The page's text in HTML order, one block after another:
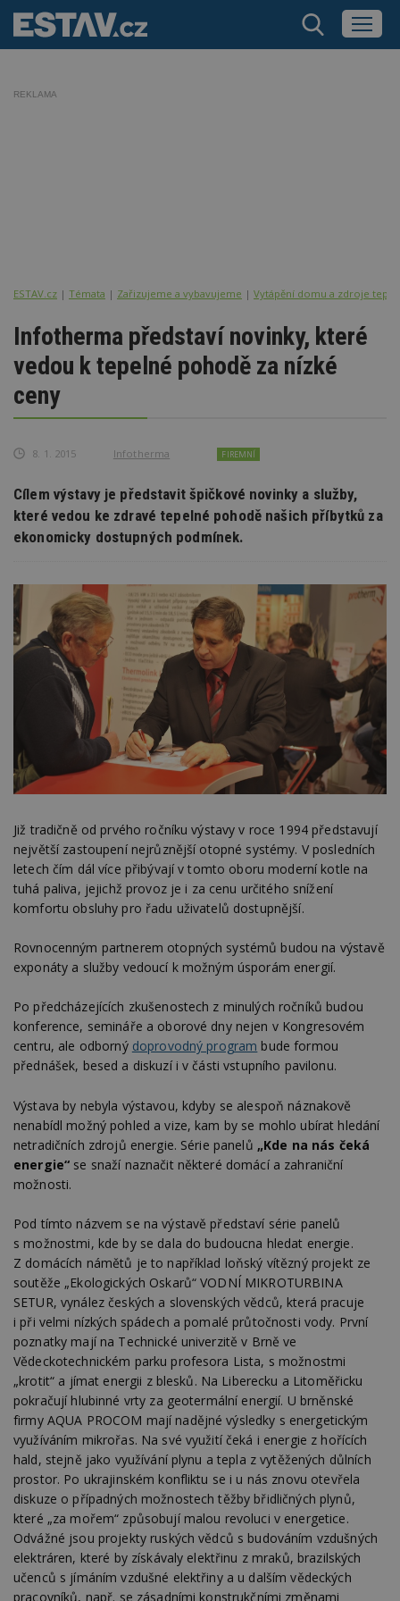
REKLAMA
ESTAV.cz Témata Zařizujeme a vybavujeme Vytápění domu a zdroje tepla
Infotherma představí novinky, které
vedou k tepelné pohodě za nízké
ceny
8. 1. 2015 Infotherma FIREMNÍ
Cílem výstavy je představit špičkové novinky a služby,
které vedou ke zdravé tepelné pohodě našich příbytků za
ekonomicky dostupných podmínek.
Již tradičně od prvého ročníku výstavy v roce 1994 představují
největší zastoupení nejrůznější otopné systémy. V posledních
letech čím dál více přibývají v tomto oboru moderní kotle na
tuhá paliva, jejichž provoz je i za cenu určitého snížení
komfortu obsluhy pro řadu uživatelů dostupnější.
Rovnocenným partnerem otopných systémů budou na výstavě
exponáty a služby vedoucí k možným úsporám energií.
Po předcházejících zkušenostech z minulých ročníků budou
konference, semináře a oborové dny nejen v Kongresovém
centru, ale odborný doprovodný program bude formou
přednášek, besed a diskuzí i v části vstupního pavilonu.
Výstava by nebyla výstavou, kdyby se alespoň náznakově
nenabídl možný pohled a vize, kam by se mohlo ubírat hledání
netradičních zdrojů energie. Série panelů „Kde na nás čeká
energie“ se snaží naznačit některé domácí a zahraniční
možnosti.
Pod tímto názvem se na výstavě představí série panelů
s možnostmi, kde by se dala do budoucna hledat energie.
Z domácích námětů je to například loňský vítězný projekt ze
soutěže „Ekologických Oskarů“ VODNÍ MIKROTURBINA
SETUR, vynález českých a slovenských vědců, která pracuje
i při velmi nízkých spádech a pomalé průtočnosti vody. První
poznatky mají na Technické univerzitě v Brně ve
Vědeckotechnickém parku profesora Lista, s možnostmi
„krotit“ a jímat energii z blesků. Na Liberecku a Litoměřicku
pokračují hlubinné vrty za geotermální energií. U brněnské
firmy AQUA PROCOM mají nadějné výsledky s energetickým
využíváním mikrořas. Na své využití čeká i energie z hořících
hald, stejně jako využívání plynu a tepla z vytěžených důlních
prostor. Po ukrajinském konfliktu se i u nás znovu otevřela
diskuze o případných možnostech těžby břidličných plynů,
které „za mořem“ způsobují malou revoluci v energetice.
Odvážné jsou projekty ruských vědců s budováním vzdušných
elektráren, které by získávaly elektřinu z mraků, brazilských
učenců s jímáním vzdušné elektřiny a u dalším vědeckých
pracovníků, např. se zásadními konstrukčními změnami